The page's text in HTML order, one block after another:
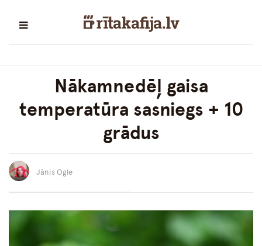
Nākamnedēļ gaisa
temperatūra sasniegs + 10
grādus
Jānis Ogle